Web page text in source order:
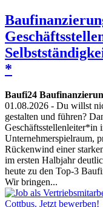
*
Baufi24
01.08.2026 - Du willst
gestalten und führen?
Geschäftsstellenleiter*in
Unternehmerspielraum,
Rückenwind einer
im ersten Halbjahr
heute zu den Top-3
Wir bringen...